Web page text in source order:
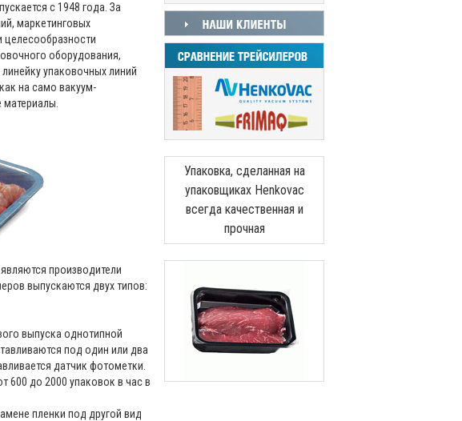
Упаковка, сделанная на
упаковщиках Henkovac
всегда качественная и
прочная
с 1948 года. За
маркетинговых
целесообразности
оборудования,
упаковочных линий
на само вакуум-
производители
выпускаются двух типов:
выпуска однотипной
под один или два
датчик фотометки.
600 до 2000 упаковок в час в
пленки под другой вид